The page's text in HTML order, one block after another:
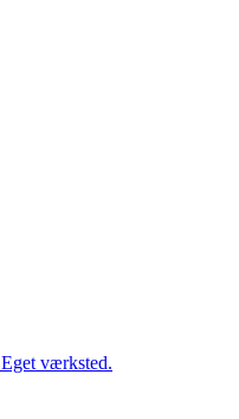
værksted.